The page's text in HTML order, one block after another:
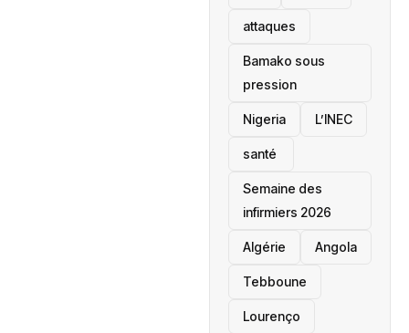
attaques
Bamako sous
pression
‎Nigeria L’INEC
santé ‎
Semaine des
infirmiers 2026
‎Algérie Angola
Tebboune
Lourenço